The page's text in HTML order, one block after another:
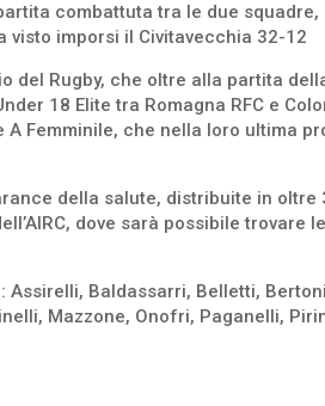
combattuta tra le due
imporsi il Civitavecchia 32-12
Rugby, che oltre alla partita
18 Elite tra Romagna RFC e
Femminile, che nella loro ultima
della salute, distribuite in
dove sarà possibile
Baldassarri, Belletti,
Mazzone, Onofri, Paganelli,